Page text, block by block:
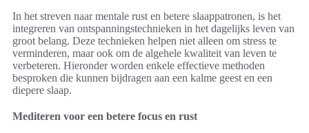
In het streven naar mentale rust en betere slaappatronen, is het
integreren van ontspanningstechnieken in het dagelijks leven van
groot belang. Deze technieken helpen niet alleen om stress te
verminderen, maar ook om de algehele kwaliteit van leven te
verbeteren. Hieronder worden enkele effectieve methoden
besproken die kunnen bijdragen aan een kalme geest en een
diepere slaap.
Mediteren voor een betere focus en rust